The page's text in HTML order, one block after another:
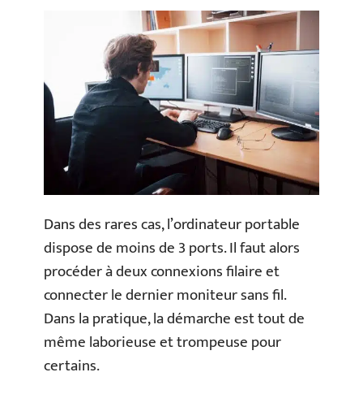
Dans des rares cas, l’ordinateur portable
dispose de moins de 3 ports. Il faut alors
procéder à deux connexions filaire et
connecter le dernier moniteur sans fil.
Dans la pratique, la démarche est tout de
même laborieuse et trompeuse pour
certains.